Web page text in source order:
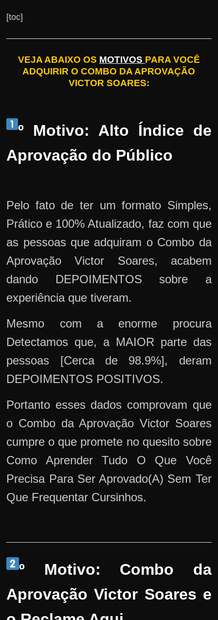
[toc]
VEJA ABAIXO OS MOTIVOS PARA VOCÊ
ADQUIRIR O COMBO DA APROVAÇÃO
VICTOR SOARES:
º Motivo: Alto Índice de
Aprovação do Público
Pelo fato de ter um formato Simples,
Prático e 100% Atualizado, faz com que
as pessoas que adquiram o Combo da
Aprovação Victor Soares, acabem
dando DEPOIMENTOS sobre a
experiência que tiveram.
Mesmo com a enorme procura
Detectamos que, a MAIOR parte das
pessoas [Cerca de 98.9%], deram
DEPOIMENTOS POSITIVOS.
Portanto esses dados comprovam que
o Combo da Aprovação Victor Soares
cumpre o que promete no quesito sobre
Como Aprender Tudo O Que Você
Precisa Para Ser Aprovado(A) Sem Ter
Que Frequentar Cursinhos.
º Motivo: Combo da
Aprovação Victor Soares e